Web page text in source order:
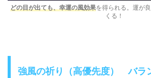
どの目が出ても、幸運の風効果を得られる。運が
くる！
強風の祈り（高優先度） バラ